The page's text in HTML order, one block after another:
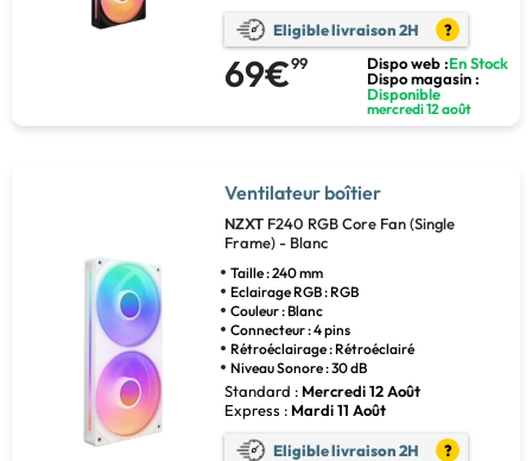
Eligible livraison 2H ?
69€99 Dispo web :En Stock
Dispo magasin :
Disponible
mercredi 12 août
Ventilateur boîtier
NZXT F240 RGB Core Fan (Single
Frame) - Blanc
Taille : 240 mm
Eclairage RGB : RGB
Couleur : Blanc
Connecteur : 4 pins
Rétroéclairage : Rétroéclairé
Niveau Sonore : 30 dB
Standard : Mercredi 12 Août
Express : Mardi 11 Août
Eligible livraison 2H ?